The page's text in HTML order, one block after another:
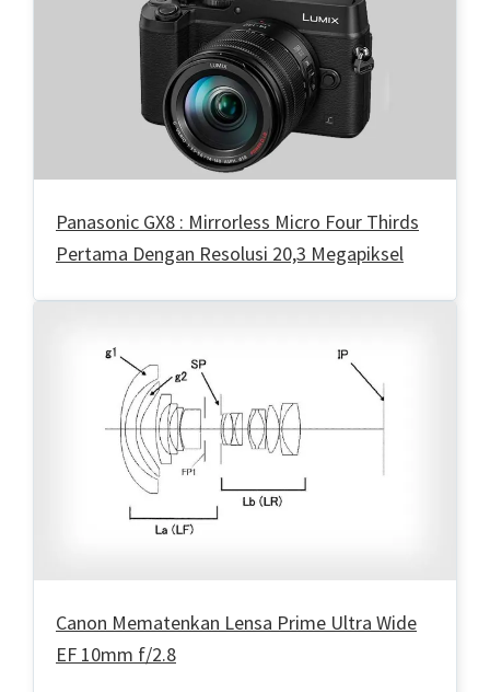
Panasonic GX8 : Mirrorless Micro Four Thirds
Pertama Dengan Resolusi 20,3 Megapiksel
Canon Mematenkan Lensa Prime Ultra Wide
EF 10mm f/2.8